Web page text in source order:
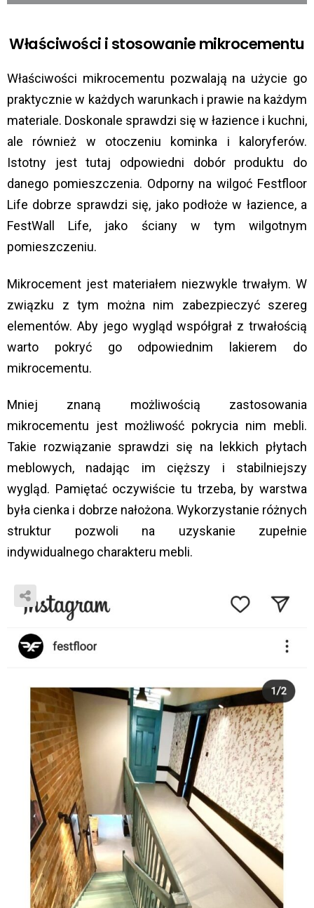
Właściwości i stosowanie mikrocementu
Właściwości mikrocementu pozwalają na użycie go
praktycznie w każdych warunkach i prawie na każdym
materiale. Doskonale sprawdzi się w łazience i kuchni,
ale również w otoczeniu kominka i kaloryferów.
Istotny jest tutaj odpowiedni dobór produktu do
danego pomieszczenia. Odporny na wilgoć Festfloor
Life dobrze sprawdzi się, jako podłoże w łazience, a
FestWall Life, jako ściany w tym wilgotnym
pomieszczeniu.
Mikrocement jest materiałem niezwykle trwałym. W
związku z tym można nim zabezpieczyć szereg
elementów. Aby jego wygląd współgrał z trwałością
warto pokryć go odpowiednim lakierem do
mikrocementu.
Mniej znaną możliwością zastosowania
mikrocementu jest możliwość pokrycia nim mebli.
Takie rozwiązanie sprawdzi się na lekkich płytach
meblowych, nadając im cięższy i stabilniejszy
wygląd. Pamiętać oczywiście tu trzeba, by warstwa
była cienka i dobrze nałożona. Wykorzystanie różnych
struktur pozwoli na uzyskanie zupełnie
indywidualnego charakteru mebli.